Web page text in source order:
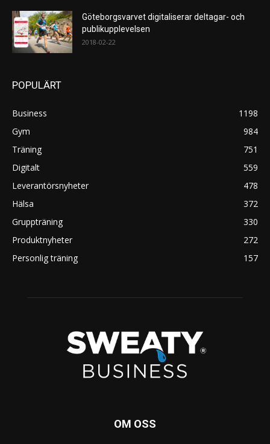
Göteborgsvarvet digitaliserar deltagar- och
publikupplevelsen
2018-02-22
POPULÄRT
Business
1198
Gym
984
Träning
751
Digitalt
559
Leverantörsnyheter
478
Hälsa
372
Gruppträning
330
Produktnyheter
272
Personlig träning
157
OM OSS